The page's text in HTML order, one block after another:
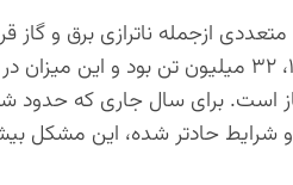
ازجمله ناترازی برق و
گاز است. برای سال جاری که
و شرایط حادتر شده، این مشکل